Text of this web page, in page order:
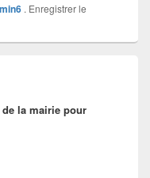
. Enregistrer le
la mairie pour